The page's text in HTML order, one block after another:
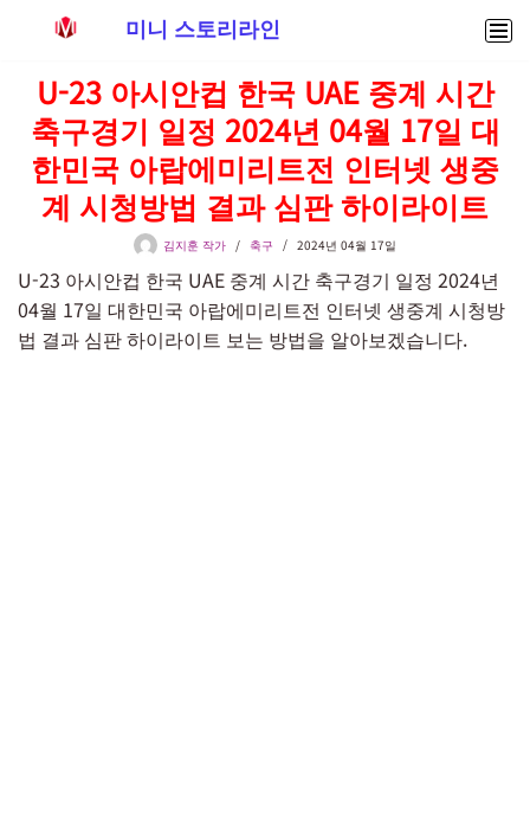
츠
로
건
기
미니 스토리라인
U-23 아시안컵 한국 UAE 중계 시간
축구경기 일정 2024년 04월 17일 대
한민국 아랍에미리트전 인터넷 생중
계 시청방법 결과 심판 하이라이트
김지훈 작가 축구 2024년 04월 17일
U-23 아시안컵 한국 UAE 중계 시간 축구경기 일정 2024년
04월 17일 대한민국 아랍에미리트전 인터넷 생중계 시청방
법 결과 심판 하이라이트 보는 방법을 알아보겠습니다.